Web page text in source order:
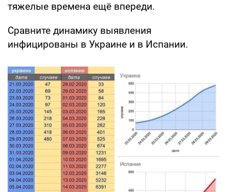
тяжелые времена ещё впереди.
Сравните динамику выявления
инфицированы в Украине и в Испании.